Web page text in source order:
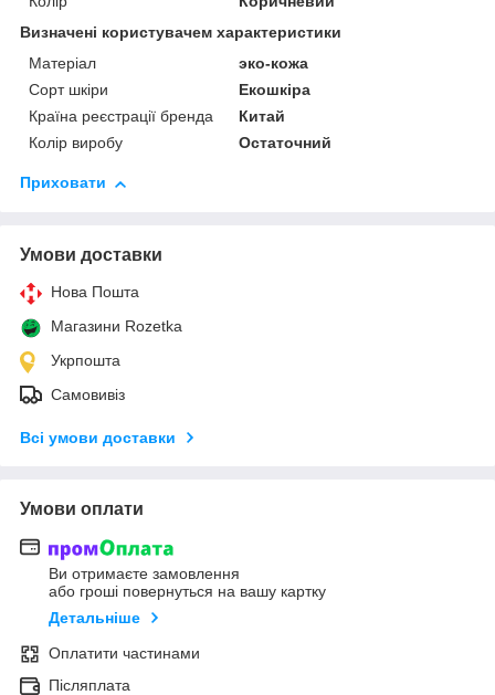
Визначені користувачем характеристики
Матеріал
эко-кожа
Сорт шкіри
Екошкіра
Країна реєстрації бренда
Китай
Колір виробу
Остаточний
Приховати
Умови доставки
Нова Пошта
Магазини Rozetka
Укрпошта
Самовивіз
Всі умови доставки
Умови оплати
Ви отримаєте замовлення
або гроші повернуться на вашу картку
Детальніше
Оплатити частинами
Післяплата